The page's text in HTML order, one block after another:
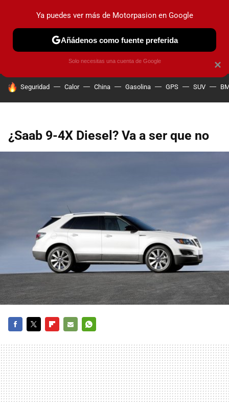
PRUEBAS COCHES ELÉCTRICOS OBSERVATORIO
HOY SE HABLA DE
Seguridad Calor China Gasolina GPS SUV
¿Saab 9-4X Diesel? Va a ser que no
MAIL
×
Ya puedes ver más de Motorpasion en Google
Añádenos como fuente preferida
Solo necesitas una cuenta de Google